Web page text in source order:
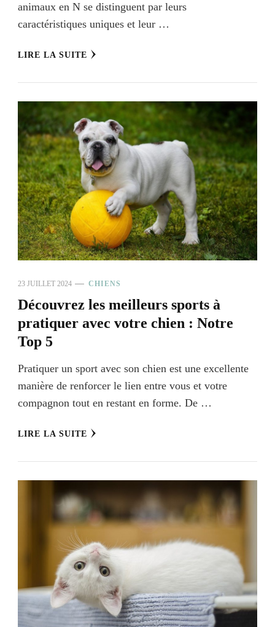
animaux en N se distinguent par leurs
caractéristiques uniques et leur …
LIRE LA SUITE
23 JUILLET 2024 CHIENS
Découvrez les meilleurs sports à
pratiquer avec votre chien : Notre
Top 5
Pratiquer un sport avec son chien est une excellente
manière de renforcer le lien entre vous et votre
compagnon tout en restant en forme. De …
LIRE LA SUITE